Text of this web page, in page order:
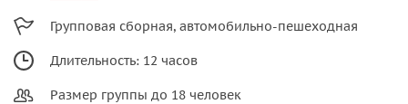
Групповая сборная, автомобильно-пешеходная
Длительность: 12 часов
Размер группы до 18 человек